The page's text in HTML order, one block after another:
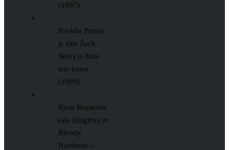
(1997)
Freddie Prinze
jr. (als Zach
Siler) in Eine
wie keine
(1999)
Ryan Reynolds
(als Quigley) in
Bloody
Numbers –